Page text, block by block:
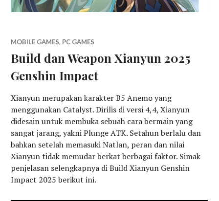
MOBILE GAMES, PC GAMES
Build dan Weapon Xianyun 2025
Genshin Impact
Xianyun merupakan karakter B5 Anemo yang
menggunakan Catalyst. Dirilis di versi 4,4, Xianyun
didesain untuk membuka sebuah cara bermain yang
sangat jarang, yakni Plunge ATK. Setahun berlalu dan
bahkan setelah memasuki Natlan, peran dan nilai
Xianyun tidak memudar berkat berbagai faktor. Simak
penjelasan selengkapnya di Build Xianyun Genshin
Impact 2025 berikut ini.